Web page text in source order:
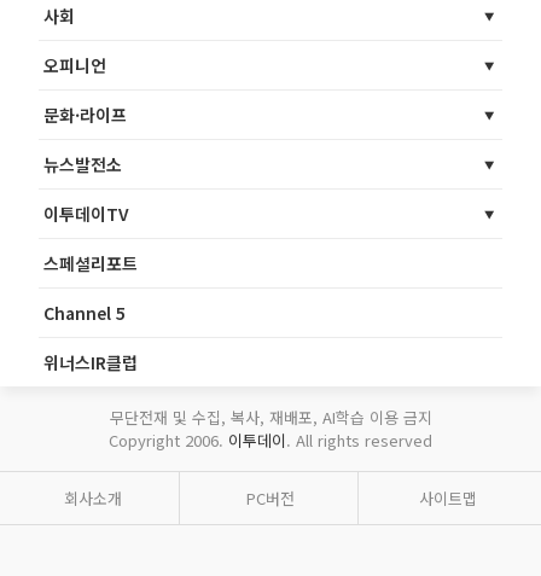
사회
오피니언
문화·라이프
뉴스발전소
이투데이TV
스페셜리포트
Channel 5
위너스IR클럽
무단전재 및 수집, 복사, 재배포, AI학습 이용 금지
Copyright 2006. 이투데이. All rights reserved
회사소개 PC버전 사이트맵